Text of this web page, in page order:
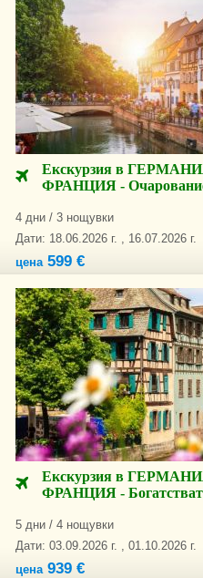
Екскурзия в
ФРАНЦИЯ -
4 дни / 3 нощувки
Дати: 18.06.2026 г. , 16.07.2026 г.
цена599 €
Екскурзия в
ФРАНЦИЯ -
5 дни / 4 нощувки
Дати: 03.09.2026 г. , 01.10.2026 г.
цена939 €